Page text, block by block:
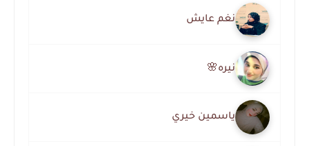
نغم عايش
نيره🌸
ياسمين خيري